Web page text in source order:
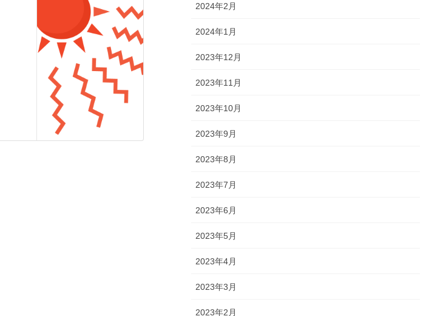
2024年2月
2024年1月
2023年12月
2023年11月
2023年10月
2023年9月
2023年8月
2023年7月
2023年6月
2023年5月
2023年4月
2023年3月
2023年2月